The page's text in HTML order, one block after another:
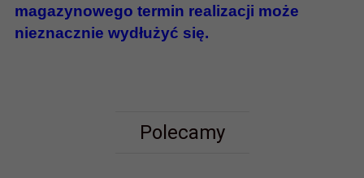
magazynowego termin realizacji może
nieznacznie wydłużyć się.
Polecamy